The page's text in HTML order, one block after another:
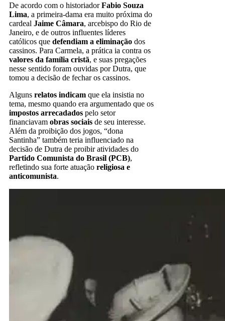
De acordo com o historiadorFabio Souza
Lima, a primeira-dama era muito próxima do
cardeal Jaime Câmara, arcebispo do Rio de
Janeiro, e de outros influentes líderes
católicos que defendiam a eliminação dos
cassinos. Para Carmela, a prática ia contra os
valores da família cristã, e suas pregações
nesse sentido foram ouvidas por Dutra, que
tomou a decisão de fechar os cassinos.
Alguns relatos indicam que ela insistia no
tema, mesmo quando era argumentado que os
impostos arrecadados pelo setor
financiavam obras sociais de seu interesse.
Além da proibição dos jogos, “dona
Santinha” também teria influenciado na
decisão de Dutra de proibir atividades do
Partido Comunista do Brasil (PCB),
refletindo sua forte atuação religiosa e
anticomunista.